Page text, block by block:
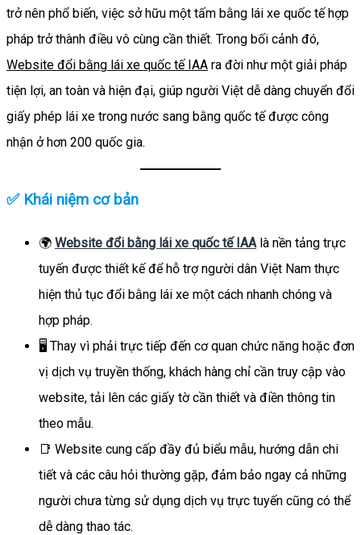
trở nên phổ biến, việc sở hữu một tấm bằng lái xe quốc tế hợp
pháp trở thành điều vô cùng cần thiết. Trong bối cảnh đó,
Website đổi bằng lái xe quốc tế IAA ra đời như một giải pháp
tiện lợi, an toàn và hiện đại, giúp người Việt dễ dàng chuyển đổi
giấy phép lái xe trong nước sang bằng quốc tế được công
nhận ở hơn 200 quốc gia.
✅ Khái niệm cơ bản
🌍 Website đổi bằng lái xe quốc tế IAA là nền tảng trực
tuyến được thiết kế để hỗ trợ người dân Việt Nam thực
hiện thủ tục đổi bằng lái xe một cách nhanh chóng và
hợp pháp.
🖥️ Thay vì phải trực tiếp đến cơ quan chức năng hoặc đơn
vị dịch vụ truyền thống, khách hàng chỉ cần truy cập vào
website, tải lên các giấy tờ cần thiết và điền thông tin
theo mẫu.
📑 Website cung cấp đầy đủ biểu mẫu, hướng dẫn chi
tiết và các câu hỏi thường gặp, đảm bảo ngay cả những
người chưa từng sử dụng dịch vụ trực tuyến cũng có thể
dễ dàng thao tác.